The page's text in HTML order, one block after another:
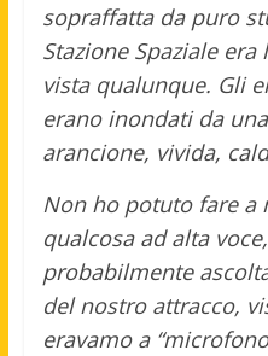
sopraffatta da puro
Stazione Spaziale
vista qualunque. Gli
erano inondati da
arancione, vivida,
Non ho potuto fare a
qualcosa ad alta
probabilmente
del nostro attracco,
eravamo a